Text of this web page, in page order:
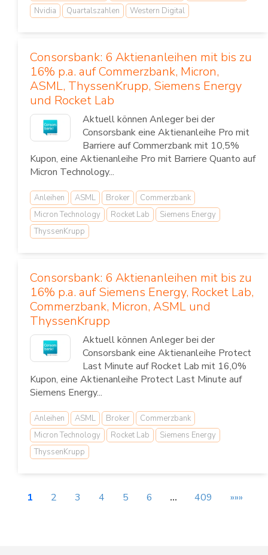
Nvidia
Quartalszahlen Western Digital
Consorsbank: 6 Aktienanleihen mit bis zu
16% p.a. auf Commerzbank, Micron,
ASML, ThyssenKrupp, Siemens Energy
und Rocket Lab
Aktuell können Anleger bei der
Consorsbank eine Aktienanleihe Pro mit
Barriere auf Commerzbank mit 10,5%
Kupon, eine Aktienanleihe Pro mit Barriere Quanto auf
Micron Technology...
Anleihen ASML Broker
Commerzbank
Micron Technology
Rocket Lab
Siemens Energy
ThyssenKrupp
Consorsbank: 6 Aktienanleihen mit bis zu
16% p.a. auf Siemens Energy, Rocket Lab,
Commerzbank, Micron, ASML und
ThyssenKrupp
Aktuell können Anleger bei der
Consorsbank eine Aktienanleihe Protect
Last Minute auf Rocket Lab mit 16,0%
Kupon, eine Aktienanleihe Protect Last Minute auf
Siemens Energy...
Anleihen ASML Broker
Commerzbank
Micron Technology
Rocket Lab
Siemens Energy
ThyssenKrupp
1 2 3 4 5 6 … 409 »»»